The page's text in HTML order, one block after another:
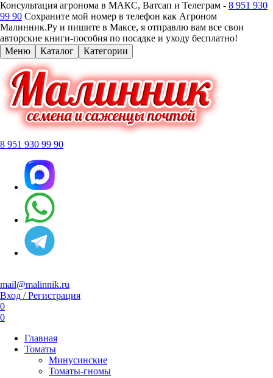
Консультация агронома в МАКС, Ватсап и Телеграм - 8 951 930
99 90 Сохраните мой номер в телефон как Агроном
Малинник.Ру и пишите в Максе, я отправлю вам все свои
авторские книги-пособия по посадке и уходу бесплатно!
Меню
Каталог Категории
8 951 930 99 90
mail@malinnik.ru
Вход / Регистрация
0
0
Главная
Томаты
Минусинские
Томаты-гномы